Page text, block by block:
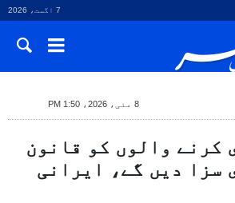
7 اگست، 2026
8 مئی، 2026، 1:50 PM
کرنے والوں کو قانون
سزا دیں گے، ایرانی